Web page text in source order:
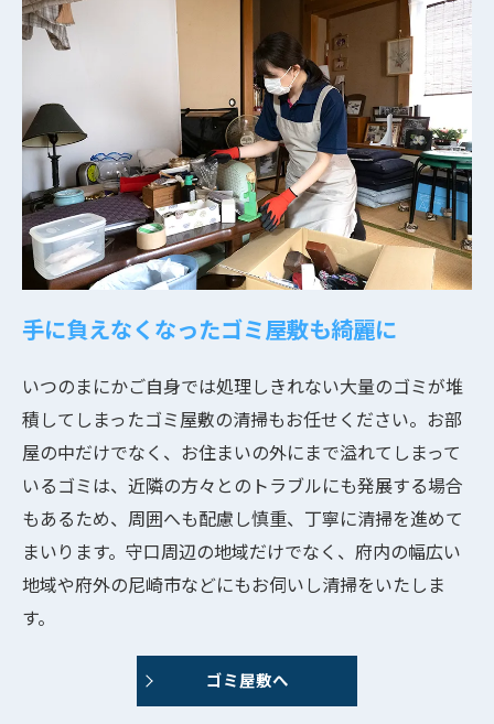
手に負えなくなったゴミ屋敷も綺麗に
いつのまにかご自身では処理しきれない大量のゴミが堆
積してしまったゴミ屋敷の清掃もお任せください。お部
屋の中だけでなく、お住まいの外にまで溢れてしまって
いるゴミは、近隣の方々とのトラブルにも発展する場合
もあるため、周囲へも配慮し慎重、丁寧に清掃を進めて
まいります。守口周辺の地域だけでなく、府内の幅広い
地域や府外の尼崎市などにもお伺いし清掃をいたしま
す。
ゴミ屋敷へ